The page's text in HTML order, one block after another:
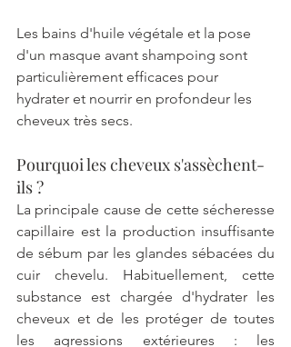
Les bains d'huile végétale et la pose
d'un masque avant shampoing sont
particulièrement efficaces pour
hydrater et nourrir en profondeur les
cheveux très secs.
Pourquoi les cheveux s'assèchent-
ils ?
La principale cause de cette sécheresse
capillaire est la production insuffisante
de sébum par les glandes sébacées du
cuir chevelu. Habituellement, cette
substance est chargée d'hydrater les
cheveux et de les protéger de toutes
les agressions extérieures : les